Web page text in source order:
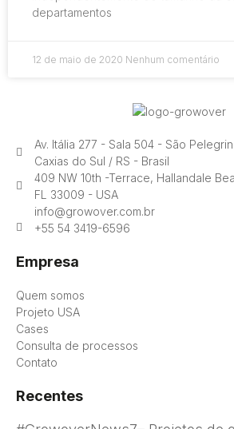
departamentos
12 de maio de 2020 Nenhum comentário
Av. Itália 277 - Sala 504 - São
Caxias do Sul / RS - Brasil
409 NW 10th -Terrace, Hallandale
FL 33009 - USA
info@growover.com.br
+55 54 3419-6596
Empresa
Quem somos
Projeto USA
Cases
Consulta de processos
Contato
Recentes